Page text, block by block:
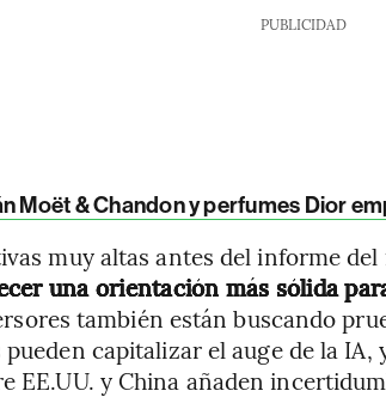
PUBLICIDAD
Moët & Chandon y perfumes Dior
muy altas antes del informe
una orientación más sólida
también están buscando
capitalizar el auge de la IA,
EE.UU. y China añaden